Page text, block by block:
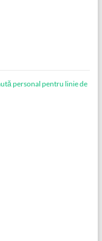
personal pentru linie de